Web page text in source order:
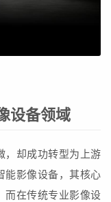
设备领域
，却成功转型为上游
能影像设备，其核心
而在传统专业影像设